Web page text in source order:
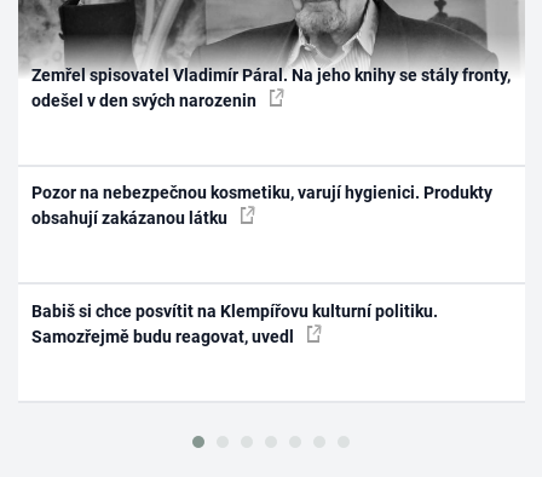
Zemřel spisovatel Vladimír Páral. Na jeho knihy se stály fronty,
odešel v den svých narozenin
Pozor na nebezpečnou kosmetiku, varují hygienici. Produkty
obsahují zakázanou látku
Babiš si chce posvítit na Klempířovu kulturní politiku.
Samozřejmě budu reagovat, uvedl